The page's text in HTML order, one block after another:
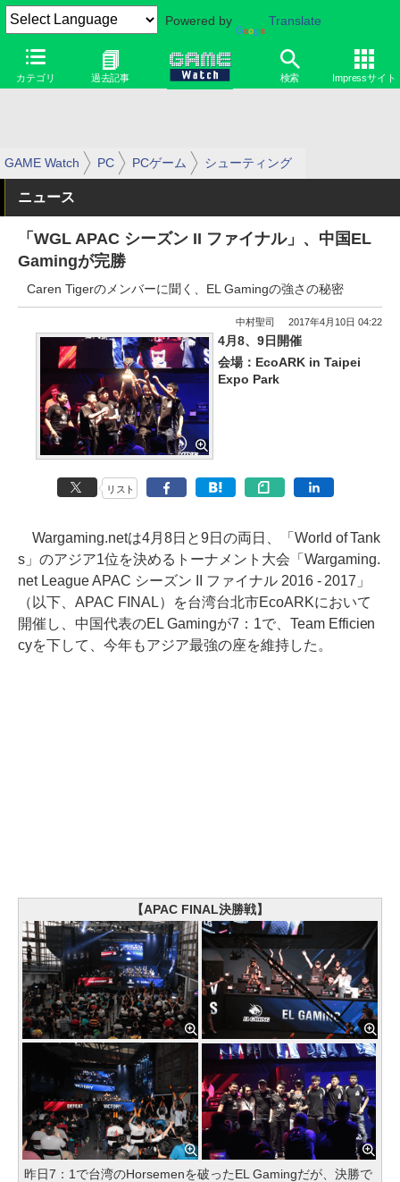
Powered by Translate
カテゴリ 過去記事 検索 Impressサイト
GAME Watch PC PCゲーム シューティング
ニュース
「WGL APAC シーズン II ファイナル」、中国EL
Gamingが完勝
Caren Tigerのメンバーに聞く、EL Gamingの強さの秘密
中村聖司 2017年4月10日 04:22
4月8、9日開催
会場：EcoARK in Taipei
Expo Park
リスト
Wargaming.netは4月8日と9日の両日、「World of Tank
s」のアジア1位を決めるトーナメント大会「Wargaming.
net League APAC シーズン II ファイナル 2016 - 2017」
（以下、APAC FINAL）を台湾台北市EcoARKにおいて
開催し、中国代表のEL Gamingが7：1で、Team Efficien
cyを下して、今年もアジア最強の座を維持した。
【APAC FINAL決勝戦】
昨日7：1で台湾のHorsemenを破ったEL Gamingだが、決勝で